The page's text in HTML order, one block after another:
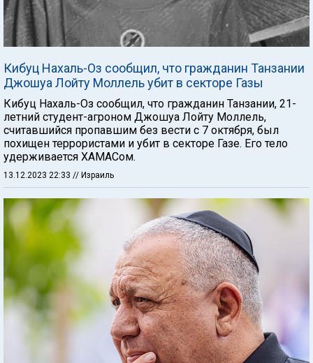
Кибуц Нахаль-Оз сообщил, что гражданин Танзании
Джошуа Лойту Моллель убит в секторе Газы
Кибуц Нахаль-Оз сообщил, что гражданин Танзании, 21-
летний студент-агроном Джошуа Лойту Моллель,
считавшийся пропавшим без вести с 7 октября, был
похищен террористами и убит в секторе Газе. Его тело
удерживается ХАМАСом.
13.12.2023 22:33 // Израиль